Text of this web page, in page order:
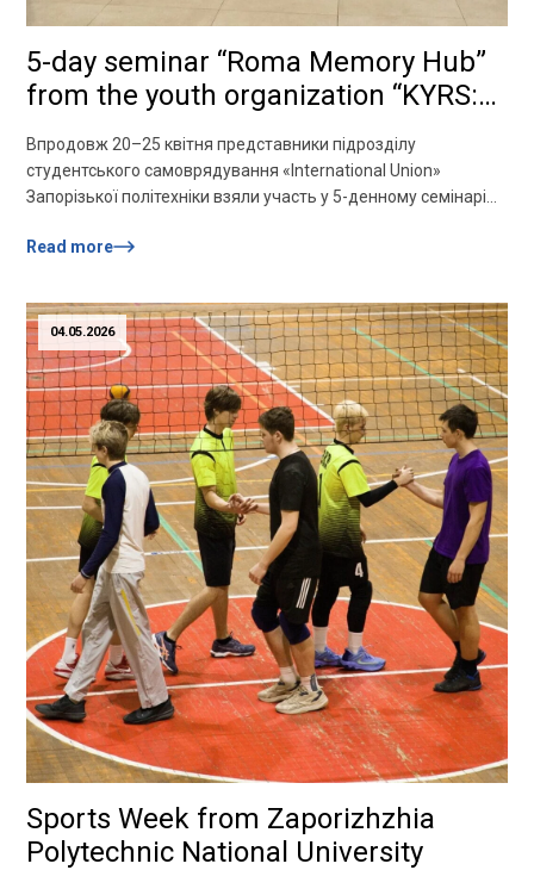
5-day seminar “Roma Memory Hub”
from the youth organization “KYRS:
Kherson Youth Roma Society”
Впродовж 20–25 квітня представники підрозділу
студентського самоврядування «International Union»
Запорізької політехніки взяли участь у 5-денному семінарі
Kherson Youth Roma Society» у місті Одеса. Подія була
війни, зокрема трагедії ромського народу. Впродовж
семінару студенти досліджували питання історичної пам’яті,
історії та прав […]
Read more
04.05.2026
Sports Week from Zaporizhzhia
Polytechnic National University